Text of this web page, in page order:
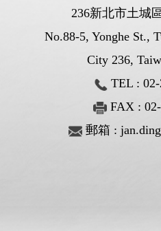
236新北市土城
No.88-5, Yonghe St.,
City 236,
TEL :
FAX : 02-
郵箱 :